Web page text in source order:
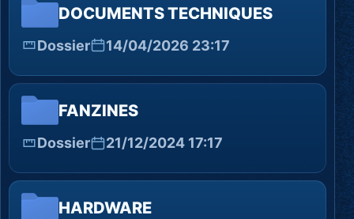
DOCUMENTS TECHNIQUES
Dossier 14/04/2026 23:17
FANZINES
Dossier 21/12/2024 17:17
HARDWARE